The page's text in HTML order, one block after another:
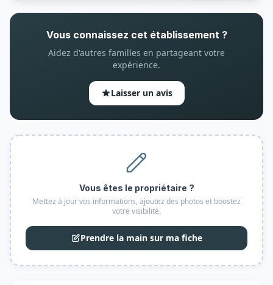
Vous connaissez cet établissement ?
Aidez d'autres familles en partageant votre
expérience.
Laisser un avis
Vous êtes le propriétaire ?
Mettez à jour vos informations, ajoutez des photos et boostez
votre visibilité.
Prendre la main sur ma fiche